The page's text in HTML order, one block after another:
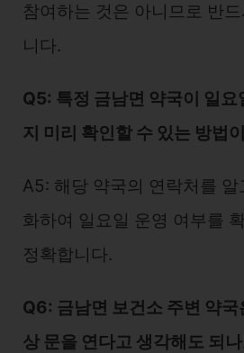
참여하는 것은 아니므로 반
니다.
Q5: 특정 금남면 약국이 일요
지 미리 확인할 수 있는 방법
A5: 해당 약국의 연락처를 알
화하여 일요일 운영 여부를
정확합니다.
Q6: 금남면 보건소 주변 약
상 문을 연다고 생각해도 되